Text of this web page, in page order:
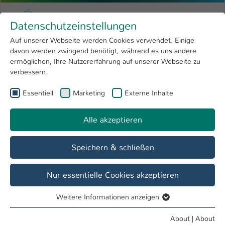
Menu
Research 4
Open submenu
University
International
Skip to main content
University of Applied Sciences
You are here:
Master
Non-Destructive Testing (NDT)
Datenschutzeinstellungen
Auf unserer Webseite werden Cookies verwendet. Einige
davon werden zwingend benötigt, während es uns andere
ermöglichen, Ihre Nutzererfahrung auf unserer Webseite zu
verbessern.
Essentiell Marketing Externe Inhalte
Alle akzeptieren
Speichern & schließen
Nur essentielle Cookies akzeptieren
Essentielle Cookies werden für grundlegende Funktionen
Weitere Informationen anzeigen
About | About